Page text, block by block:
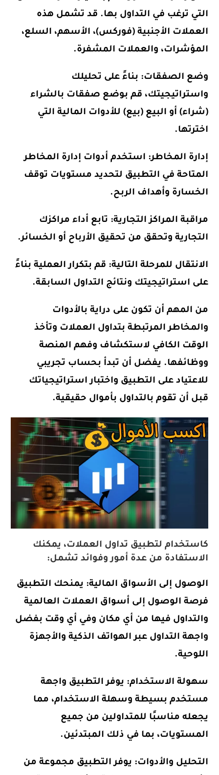
التي ترغب في التداول بها. قد تشمل هذه
العملات الأجنبية (فوركس)، الأسهم، السلع،
المؤشرات، والعملات المشفرة.
وضع الصفقات: بناءً على تحليلك
واستراتيجيتك، قم بوضع صفقات بالشراء
(شراء) أو البيع (بيع) للأدوات المالية التي
اخترتها.
إدارة المخاطر: استخدم أدوات إدارة المخاطر
المتاحة في التطبيق لتحديد مستويات توقف
الخسارة وأهداف الربح.
مراقبة المراكز التجارية: تابع أداء مراكزك
التجارية وتحقق من تحقيق الأرباح أو الخسائر.
الانتقال للمرحلة التالية: قم بتكرار العملية بناءً
على استراتيجيتك ونتائج التداول السابقة.
من المهم أن تكون على دراية بالأدوات
والمخاطر المرتبطة بتداول العملات وتأخذ
الوقت الكافي لاستكشاف وفهم المنصة
ووظائفها. يفضل أن تبدأ بحساب تجريبي
للاعتياد على التطبيق واختبار استراتيجياتك
قبل أن تقوم بالتداول بأموال حقيقية.
كاستخدام لتطبيق تداول العملات، يمكنك
الاستفادة من عدة أمور وفوائد تشمل:
الوصول إلى الأسواق المالية: يمنحك التطبيق
فرصة الوصول إلى أسواق العملات العالمية
والتداول فيها من أي مكان وفي أي وقت بفضل
واجهة التداول عبر الهواتف الذكية والأجهزة
اللوحية.
سهولة الاستخدام: يوفر التطبيق واجهة
مستخدم بسيطة وسهلة الاستخدام، مما
يجعله مناسبًا للمتداولين من جميع
المستويات، بما في ذلك المبتدئين.
التحليل والأدوات: يوفر التطبيق مجموعة من